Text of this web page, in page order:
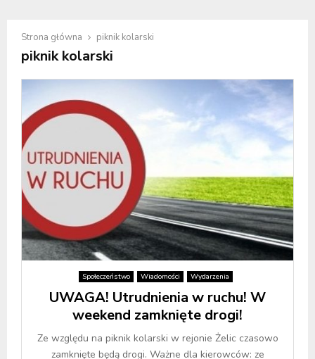
Strona główna piknik kolarski
piknik kolarski
Społeczeństwo Wiadomości Wydarzenia
UWAGA! Utrudnienia w ruchu! W
weekend zamknięte drogi!
Ze względu na piknik kolarski w rejonie Żelic czasowo
zamknięte będą drogi. Ważne dla kierowców: ze